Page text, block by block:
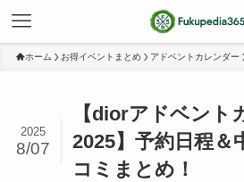
ホーム お得イベントまとめ アドベントカレンダー
【diorアドベント
2025】予約日程＆
コミまとめ！
2025
8/07